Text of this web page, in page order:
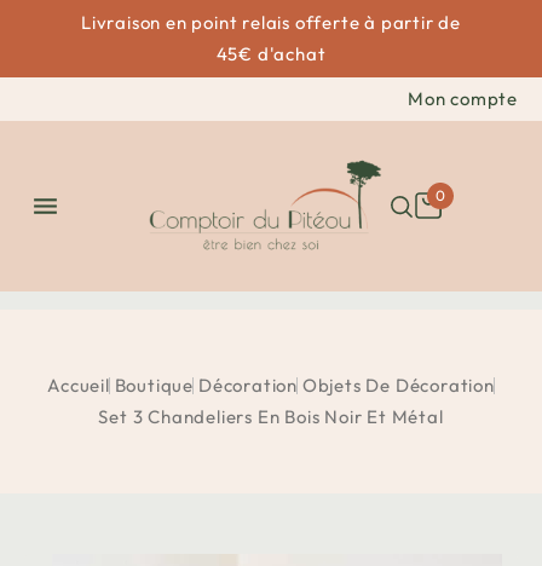
Livraison en point relais offerte à partir de
45€ d'achat
Mon compte
 0
Accueil Boutique Décoration Objets De Décoration
Set 3 Chandeliers En Bois Noir Et Métal